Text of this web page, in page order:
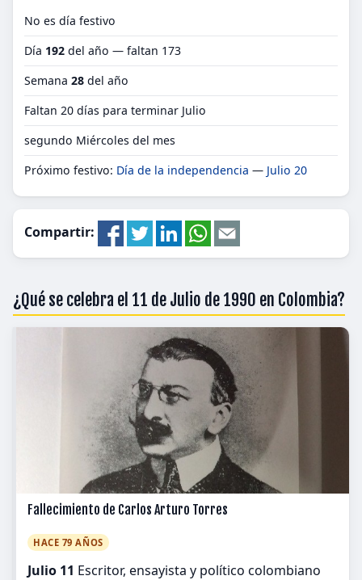
No es día festivo
Día 192 del año — faltan 173
Semana 28 del año
Faltan 20 días para terminar Julio
segundo Miércoles del mes
Próximo festivo: Día de la independencia — Julio 20
Compartir:
¿Qué se celebra el 11 de Julio de 1990 en Colombia?
Fallecimiento de Carlos Arturo Torres
HACE 79 AÑOS
Julio 11 Escritor, ensayista y político colombiano